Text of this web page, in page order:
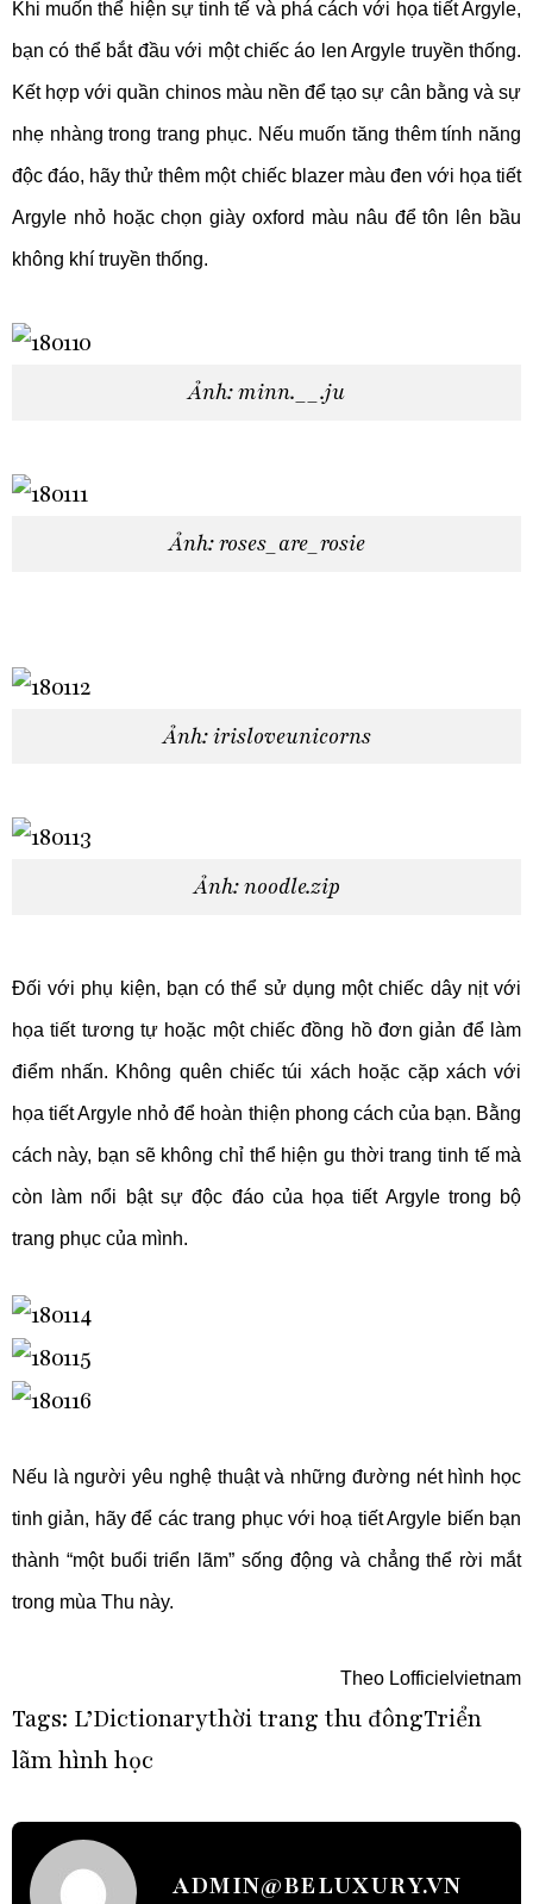
Khi muốn thể hiện sự tinh tế và phá cách với họa tiết Argyle,
bạn có thể bắt đầu với một chiếc áo len Argyle truyền thống.
Kết hợp với quần chinos màu nền để tạo sự cân bằng và sự
nhẹ nhàng trong trang phục. Nếu muốn tăng thêm tính năng
độc đáo, hãy thử thêm một chiếc blazer màu đen với họa tiết
Argyle nhỏ hoặc chọn giày oxford màu nâu để tôn lên bầu
không khí truyền thống.
Ảnh: minn.__.ju
Ảnh: roses_are_rosie
Ảnh: irisloveunicorns
Ảnh: noodle.zip
Đối với phụ kiện, bạn có thể sử dụng một chiếc dây nịt với
họa tiết tương tự hoặc một chiếc đồng hồ đơn giản để làm
điểm nhấn. Không quên chiếc túi xách hoặc cặp xách với
họa tiết Argyle nhỏ để hoàn thiện phong cách của bạn. Bằng
cách này, bạn sẽ không chỉ thể hiện gu thời trang tinh tế mà
còn làm nổi bật sự độc đáo của họa tiết Argyle trong bộ
trang phục của mình.
Nếu là người yêu nghệ thuật và những đường nét hình học
tinh giản, hãy để các trang phục với hoạ tiết Argyle biến bạn
thành “một buổi triển lãm” sống động và chẳng thể rời mắt
trong mùa Thu này.
Theo Lofficielvietnam
Tags: L’Dictionarythời trang thu đôngTriển
lãm hình học
ADMIN@BELUXURY.VN